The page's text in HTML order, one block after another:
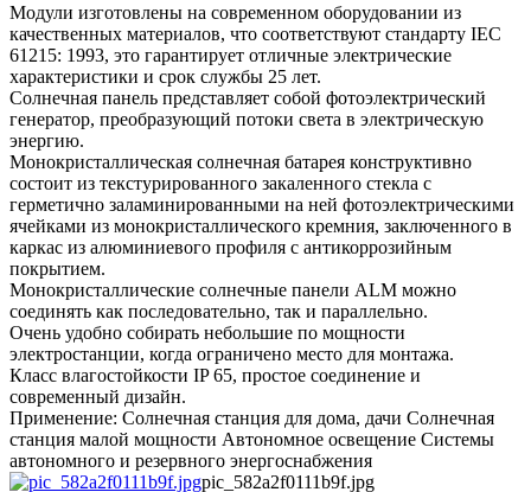
Модули изготовлены на современном оборудовании из
качественных материалов, что соответствуют стандарту IEC
61215: 1993, это гарантирует отличные электрические
характеристики и срок службы 25 лет.
Солнечная панель представляет собой фотоэлектрический
генератор, преобразующий потоки света в электрическую
энергию.
Монокристаллическая солнечная батарея конструктивно
состоит из текстурированного закаленного стекла с
герметично заламинированными на ней фотоэлектрическими
ячейками из монокристаллического кремния, заключенного в
каркас из алюминиевого профиля с антикоррозийным
покрытием.
Монокристаллические солнечные панели ALM можно
соединять как последовательно, так и параллельно.
Очень удобно собирать небольшие по мощности
электростанции, когда ограничено место для монтажа.
Класс влагостойкости IP 65, простое соединение и
современный дизайн.
Применение: Солнечная станция для дома, дачи Солнечная
станция малой мощности Автономное освещение Системы
автономного и резервного энергоснабжения
pic_582a2f0111b9f.jpg